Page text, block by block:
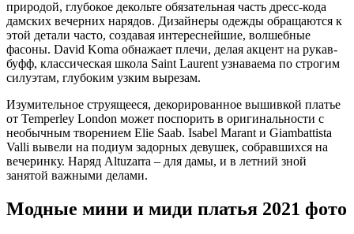
природой, глубокое декольте обязательная часть дресс-кода
дамских вечерних нарядов. Дизайнеры одежды обращаются к
этой детали часто, создавая интереснейшие, волшебные
фасоны. David Koma обнажает плечи, делая акцент на рукав-
буфф, классическая школа Saint Laurent узнаваема по строгим
силуэтам, глубоким узким вырезам.
Изумительное струящееся, декорированное вышивкой платье
от Temperley London может поспорить в оригинальности с
необычным творением Elie Saab. Isabel Marant и Giambattista
Valli вывели на подиум задорных девушек, собравшихся на
вечеринку. Наряд Altuzarra – для дамы, и в летний зной
занятой важными делами.
Модные мини и миди платья 2021 фото